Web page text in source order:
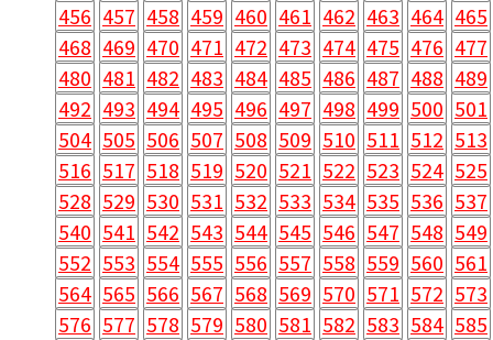
456 457 458 459 460 461 462 463 464 465
468 469 470 471 472 473 474 475 476 477
480 481 482 483 484 485 486 487 488 489
492 493 494 495 496 497 498 499 500 501
504 505 506 507 508 509 510 511 512 513
516 517 518 519 520 521 522 523 524 525
528 529 530 531 532 533 534 535 536 537
540 541 542 543 544 545 546 547 548 549
552 553 554 555 556 557 558 559 560 561
564 565 566 567 568 569 570 571 572 573
576 577 578 579 580 581 582 583 584 585